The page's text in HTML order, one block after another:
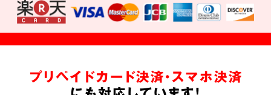
プリペイドカード決済・スマホ決済